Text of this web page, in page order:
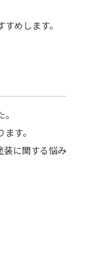
めします。
す。
装に関する悩み